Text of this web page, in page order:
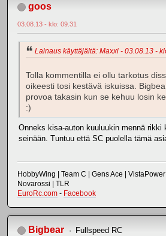
goos
03.08.13 - klo: 09.31
Lainaus käyttäjältä: Maxxi - 03.08.13 -
Tolla kommentilla ei ollu tarkotus
oikeesti tosi kestävä iskuissa.
provoa takasin kun se kehuu losin
:)
Onneks kisa-auton kuuluukin mennä rikki
seinään. Tuntuu että SC puolella tämä
HobbyWing | Team C | Gens Ace | VistaPower
Novarossi | TLR
EuroRc.com - Facebook
Bigbear Fullspeed RC